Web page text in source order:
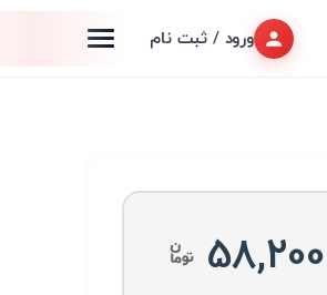
ورود / ثبت نام
58,200